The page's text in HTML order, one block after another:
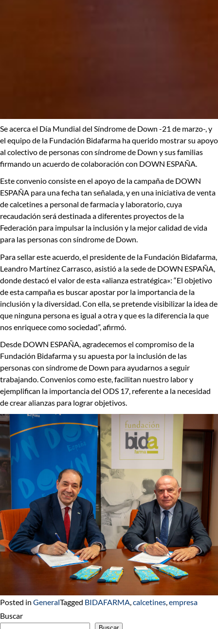
Se acerca el Día Mundial del Síndrome de Down -21 de marzo-, y
el equipo de la Fundación Bidafarma ha querido mostrar su apoyo
al colectivo de personas con síndrome de Down y sus familias
firmando un acuerdo de colaboración con DOWN ESPAÑA.
Este convenio consiste en el apoyo de la campaña de DOWN
ESPAÑA para una fecha tan señalada, y en una iniciativade venta
de calcetines a personal de farmacia y laboratorio, cuya
recaudación será destinada a diferentes proyectos de la
Federación para impulsar la inclusión y la mejor calidad de vida
para las personas con síndrome de Down.
Para sellar este acuerdo, el presidente de la Fundación Bidafarma,
Leandro Martínez Carrasco , asistió a la sede de DOWN ESPAÑA,
donde destacó el valor de esta «alianza estratégica»: “El objetivo
de esta campaña es buscar apostar por la importancia de la
inclusión y la diversidad . Con ella, se pretende visibilizar la idea de
que ninguna persona es igual a otra y que es la diferencia la que
nos enriquece como sociedad”, afirmó.
Desde DOWN ESPAÑA, agradecemos el compromiso de la
Fundación Bidafarma y su apuesta por la inclusión de las
personas con síndrome de Down para ayudarnos a seguir
trabajando. Convenios como este, facilitan nuestro labor y
ejemplifican la importancia del ODS 17, referente a la necesidad
de crear alianzas para lograr objetivos.
Posted in GeneralTagged BIDAFARMA,calcetines,empresa
Buscar